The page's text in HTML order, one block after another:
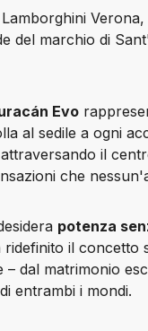
Lamborghini Verona,
del marchio di
Evo
al sedile a ogni
il
che
potenza
il concetto
– dal matrimonio
entrambi i mondi.